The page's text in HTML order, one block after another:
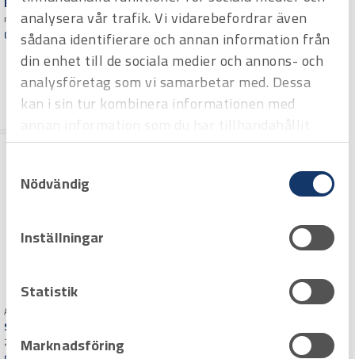
analysera vår trafik. Vi vidarebefordrar även
sådana identifierare och annan information från
din enhet till de sociala medier och annons- och
analysföretag som vi samarbetar med. Dessa
kan i sin tur kombinera informationen med
eller som de har samlat in när du har använt
Nödvändig
Inställningar
Statistik
Marknadsföring
med böjd egg. Isolerad
Offertpris
Varuko
Art.nr 2453720
Spetstång Wiha Industrial
Electric 200mm
Isolerad
Offertpris
rg
Art.nr 2453723
Spetstång Knipex 200 mm
200 mm